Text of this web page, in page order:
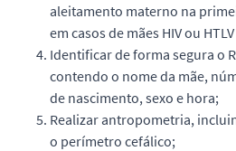
aleitamento materno na
em casos de mães HIV ou
Identificar de forma segura o
contendo o nome da mãe,
de nascimento, sexo e hora;
Realizar antropometria,
o perímetro cefálico;